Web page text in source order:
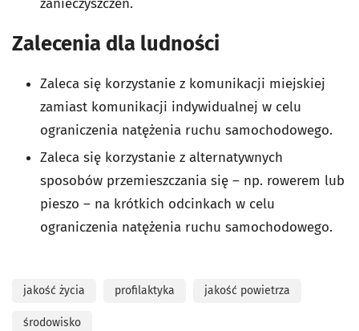
zanieczyszczeń.
Zalecenia dla ludności
Zaleca się korzystanie z komunikacji miejskiej
zamiast komunikacji indywidualnej w celu
ograniczenia natężenia ruchu samochodowego.
Zaleca się korzystanie z alternatywnych
sposobów przemieszczania się – np. rowerem lub
pieszo – na krótkich odcinkach w celu
ograniczenia natężenia ruchu samochodowego.
jakość życia profilaktyka jakość powietrza
środowisko